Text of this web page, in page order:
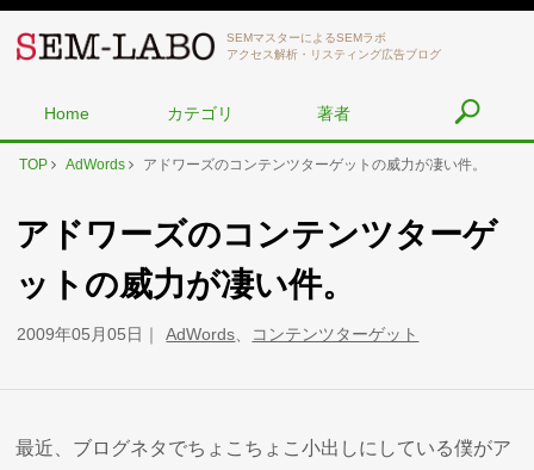
SEMマスターによるSEMラボ
アクセス解析・リスティング広告ブログ
Home カテゴリ 著者
TOP AdWords アドワーズのコンテンツターゲットの威力が凄い件。
アドワーズのコンテンツターゲ
ットの威力が凄い件。
2009年05月05日 AdWords コンテンツターゲット
最近、ブログネタでちょこちょこ小出しにしている僕がア